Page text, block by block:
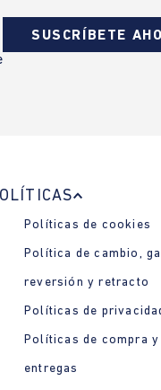
SUSCRÍBETE
Políticas de cookies
Política de cambio,
reversión y retracto
Políticas de
Políticas de compra y
entregas